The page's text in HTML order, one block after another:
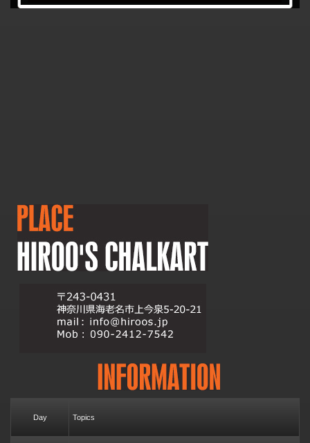
Day Topics